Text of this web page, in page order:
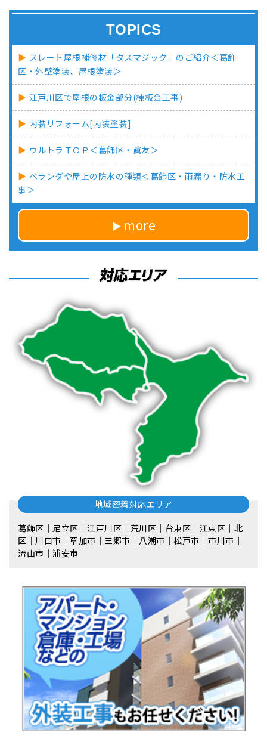
TOPICS
スレート屋根補修材「タスマジック」のご紹介＜葛飾
区・外壁塗装、屋根塗装＞
江戸川区で屋根の板金部分(棟板金工事)
内装リフォーム[内装塗装]
ウルトラＴＯＰ＜葛飾区・眞友＞
ベランダや屋上の防水の種類＜葛飾区・雨漏り・防水工
事＞
more
地域密着対応エリア
葛飾区｜足立区｜江戸川区｜荒川区｜台東区｜江東区｜北
区｜川口市｜草加市｜三郷市｜八潮市｜松⼾市｜市川市｜
流⼭市｜浦安市